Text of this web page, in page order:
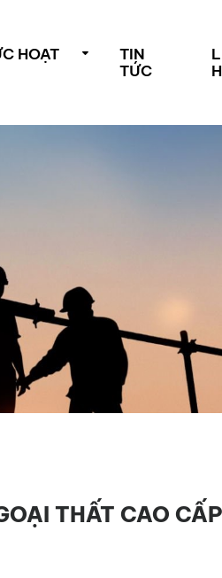
HOẠT
TIN
TỨC
THẤT CAO CẤP